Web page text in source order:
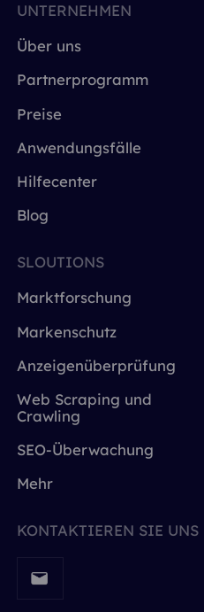
UNTERNEHMEN
Über uns
Partnerprogramm
Preise
Anwendungsfälle
Hilfecenter
Blog
SLOUTIONS
Marktforschung
Markenschutz
Anzeigenüberprüfung
Web Scraping und
Crawling
SEO-Überwachung
Mehr
KONTAKTIEREN SIE UNS